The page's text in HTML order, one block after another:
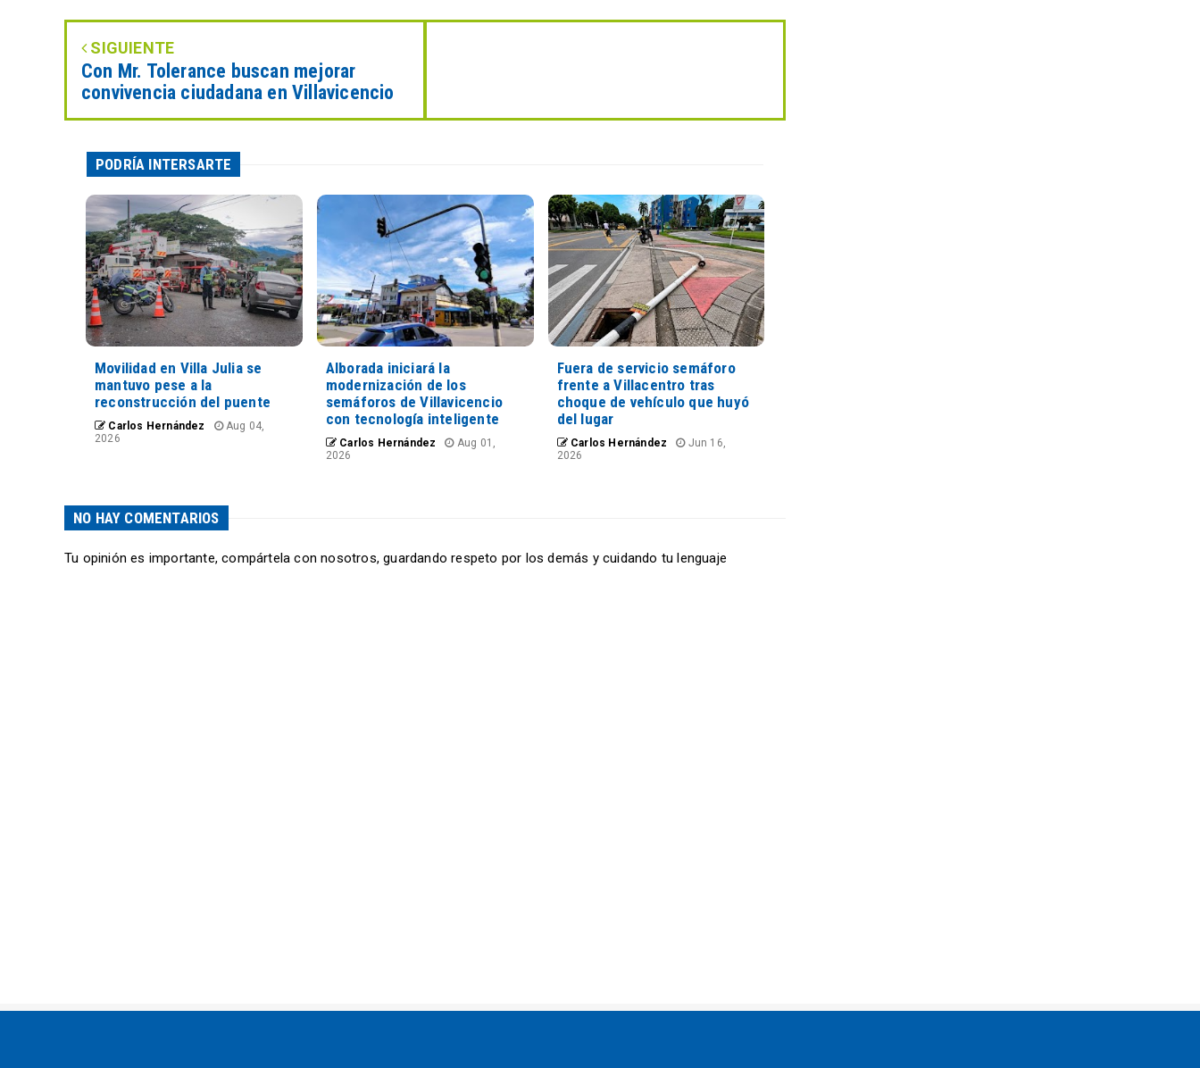
SIGUIENTE
Con Mr. Tolerance buscan mejorar
convivencia ciudadana en Villavicencio
PODRÍA INTERSARTE
Movilidad en Villa Julia se
mantuvo pese a la
reconstrucción del puente
Carlos Hernández
Aug 04,
2026
Alborada iniciará la
modernización de los
semáforos de Villavicencio
con tecnología inteligente
Carlos Hernández
Aug 01,
2026
Fuera de servicio semáforo
frente a Villacentro tras
choque de vehículo que huyó
del lugar
Carlos Hernández
Jun 16,
2026
NO HAY COMENTARIOS
Tu opinión es importante, compártela con nosotros, guardando respeto por los demás y cuidando tu lenguaje